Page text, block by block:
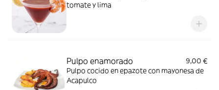
tomate y lima
Pulpo enamorado
9,00 €
Pulpo cocido en epazote con mayonesa de
Acapulco